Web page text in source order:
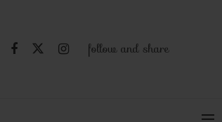
follow and share